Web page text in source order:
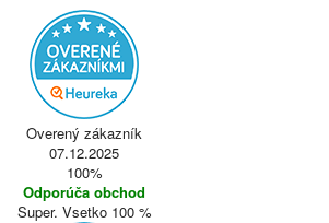
Overený zákazník
07.12.2025
100%
Odporúča obchod
Super. Vsetko 100 %